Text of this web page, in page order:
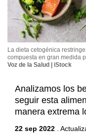
La dieta cetogénica
compuesta en gran medida
Voz de la Salud | iStock
Analizamos los
seguir esta
manera extrema
22 sep 2022 .